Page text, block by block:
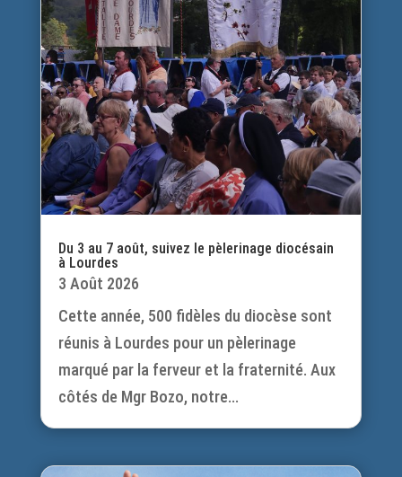
Du 3 au 7 août, suivez le pèlerinage diocésain
à Lourdes
3 Août 2026
Cette année, 500 fidèles du diocèse sont
réunis à Lourdes pour un pèlerinage
marqué par la ferveur et la fraternité. Aux
côtés de Mgr Bozo, notre...